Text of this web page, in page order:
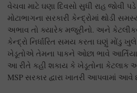
વેચવા માટે ઘણા દિવસો સુધી રાહ જોવી
મોટાભાગના સરકારી કેન્દ્રોમાં થોડી
અભાવ તો ક્યારેક મજૂરીનો. અને
કેન્દ્રો નિર્ધારિત સમય કરતા ઘણું મોંડુ
ખેડૂતોએ તેમના પાકને ઓછા ભાવે
આ રીતે કહી શકાય કે ખેડૂતોના કેટલાક
MSP સરકાર દ્વારા ખાતરી આપવામાં આવે